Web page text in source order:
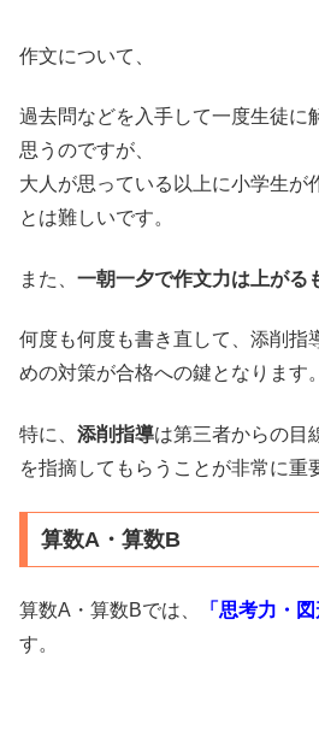
作文について、
過去問などを入手して一度生徒に
思うのですが、
大人が思っている以上に小学生が
とは難しいです。
また、 一朝一夕で作文力は上がる
何度も何度も書き直して、添削指
めの対策が合格への鍵となります。
特に、 添削指導は第三者からの目
を指摘してもらうことが非常に重
算数A・算数B
算数A・算数Bでは、 「思考力・
す。